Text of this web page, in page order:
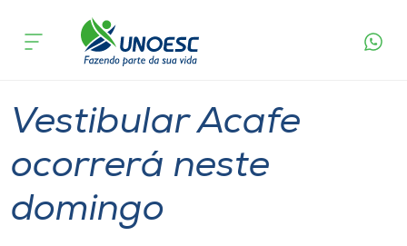
Cursos
Atendimento ao Estudante
acontece
Vestibular Acafe
ocorrerá neste
domingo